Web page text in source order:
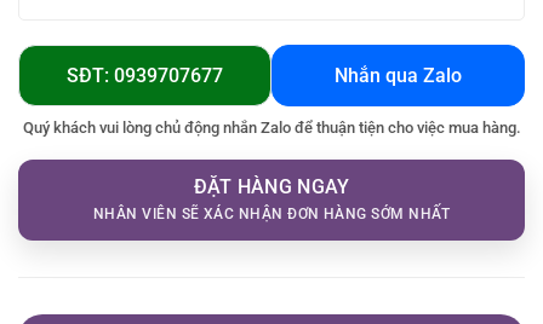
SĐT: 0939707677 Nhắn qua Zalo
Quý khách vui lòng chủ động nhắn Zalo để thuận tiện cho việc mua hàng.
ĐẶT HÀNG NGAY
NHÂN VIÊN SẼ XÁC NHẬN ĐƠN HÀNG SỚM NHẤT